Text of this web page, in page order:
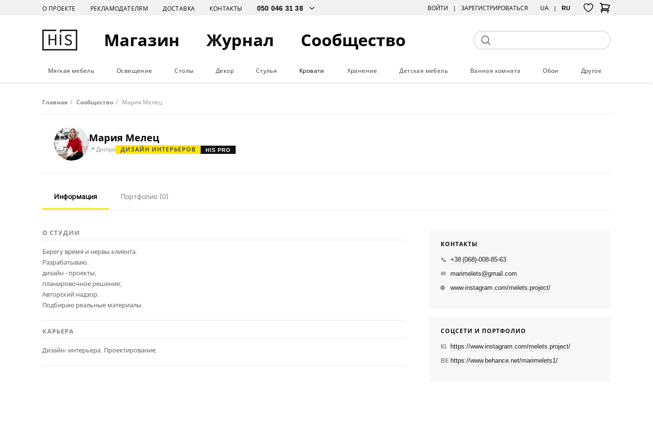
О ПРОЕКТЕ РЕКЛАМОДАТЕЛЯМ ДОСТАВКА КОНТАКТЫ ВОЙТИ ЗАРЕГИСТРИРОВАТЬСЯ UA RU
Магазин Журнал Сообщество
Мягкая мебель Освещение Столы Декор Стулья Кровати Хранение Детская мебель Ванная комната Обои Другое
Главная / Сообщество / Мария Мелец
Мария Мелец
📍 Дніпро ДИЗАЙН ИНТЕРЬЕРОВ HIS PRO
Информация Портфолио (0)
О СТУДИИ
Берегу время и нервы клиента.
Разрабатываю:
дизайн - проекты;
планировочное решение;
Авторский надзор.
Подбираю реальные материалы.
КАРЬЕРА
Дизайн- интерьера. Проектирование.
КОНТАКТЫ
📞 +38 (068)-008-85-63
✉ marimelets@gmail.com
🌐 www.instagram.com/melets.project/
СОЦСЕТИ И ПОРТФОЛИО
IG https://www.instagram.com/melets.project/
BE https://www.behance.net/marimelets1/